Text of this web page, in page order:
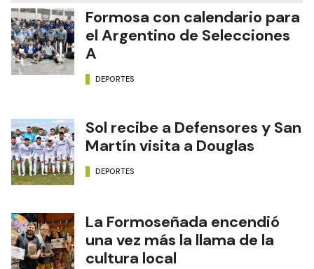
Formosa con calendario para
el Argentino de Selecciones
A
DEPORTES
Sol recibe a Defensores y San
Martín visita a Douglas
DEPORTES
La Formoseñada encendió
una vez más la llama de la
cultura local